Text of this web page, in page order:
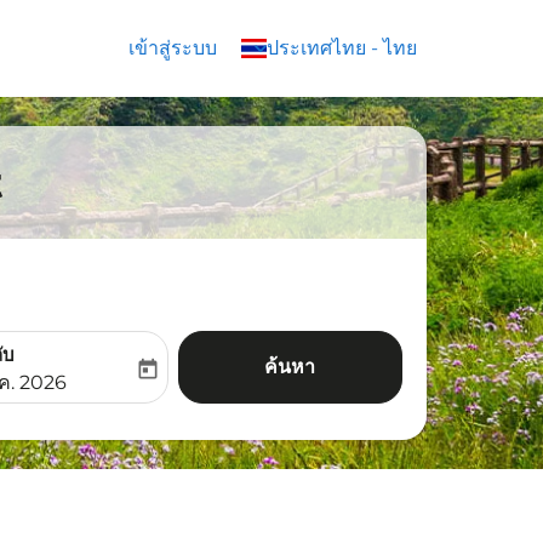
เข้าสู่ระบบ ประเทศไทย - ไทย
keyboard_arrow_down
labelreturn-date-aria-label
. 2026
today ค้นหา